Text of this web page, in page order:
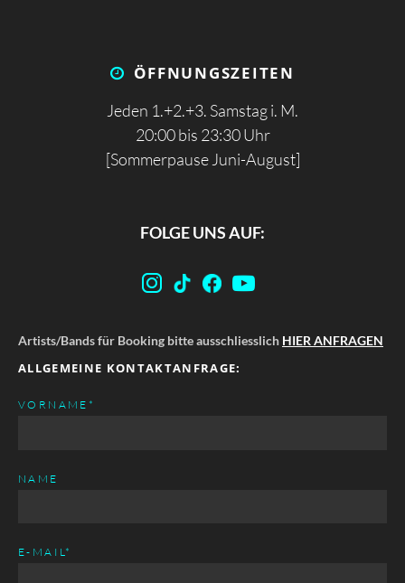
ÖFFNUNGS­ZEITEN
Jeden 1.+2.+3. Samstag i. M.
20:00 bis 23:30 Uhr
[Sommerpause Juni-August]
FOLGE UNS AUF:
Artists/Bands für Booking bitte ausschliesslich HIER ANFRAGEN
ALLGEMEINE KONTAKTANFRAGE:
PFLICHTFELD
VORNAME *
NAME
PFLICHTFELD
E-MAIL*